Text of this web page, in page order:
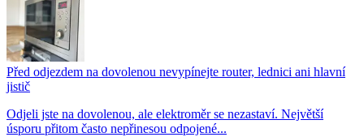
Před odjezdem na dovolenou nevypínejte router, lednici ani hlavní
jistič
Odjeli jste na dovolenou, ale elektroměr se nezastaví. Největší
úsporu přitom často nepřinesou odpojené...